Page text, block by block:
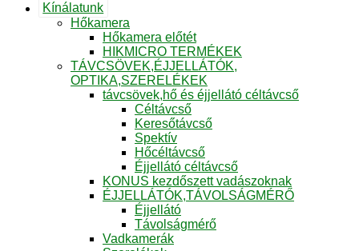
Kínálatunk
Hőkamera
Hőkamera előtét
HIKMICRO TERMÉKEK
TÁVCSÖVEK,ÉJJELLÁTÓK,
OPTIKA,SZERELÉKEK
távcsövek,hő és éjjellátó céltávcső
Céltávcső
Keresőtávcső
Spektív
Hőcéltávcső
Éjjellátó céltávcső
KONUS kezdőszett vadászoknak
ÉJJELLÁTÓK,TÁVOLSÁGMÉRŐ
Éjjellátó
Távolságmérő
Vadkamerák